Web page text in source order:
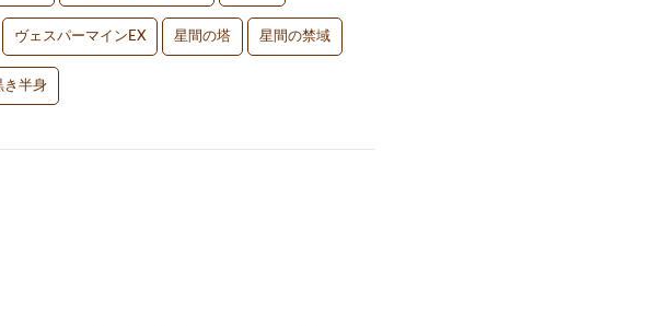
ヴェスパーマインEX 星間の塔 星間の禁域
き半身